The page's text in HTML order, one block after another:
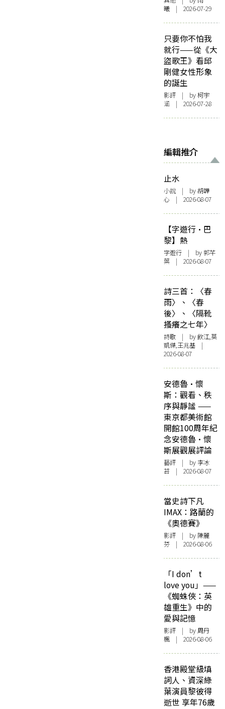
曦 | 2026-07-29
只要你不怕我
就行——從《大
盜歌王》看邱
剛健女性形象
的誕生
影評 | by 柯宇
涵 | 2026-07-28
編輯推介
止水
小說 | by 胡韡
心 | 2026-08-07
【字遊行·巴
黎】熱
字遊行 | by 郭芊
葉 | 2026-08-07
詩三首：〈春
雨〉、〈春
後〉、〈隔靴
搔癢之七年〉
詩歌 | by 飲江,莫
凱傑,王兆基 |
2026-08-07
安德魯·懷
斯：觀看、秩
序與靜謐 ——
東京都美術館
開館100周年紀
念安德魯·懷
斯展觀展評論
藝評 | by 李冰
苔 | 2026-08-07
當史詩下凡
IMAX：路蘭的
《奧德賽》
影評 | by 陳麗
芬 | 2026-08-06
「I don’t
love you」——
《蜘蛛俠：英
雄重生》中的
愛與記憶
影評 | by周丹
楓 | 2026-08-06
香港殿堂級填
詞人、資深綠
葉演員黎彼得
逝世 享年76歲